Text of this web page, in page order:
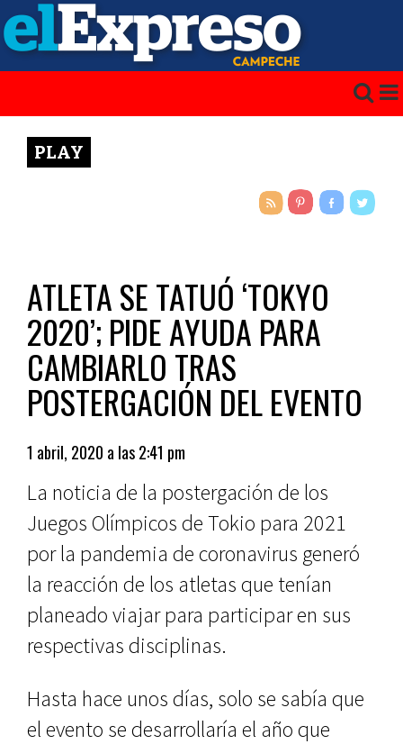
PLAY
ATLETA SE TATUÓ ‘TOKYO
2020’; PIDE AYUDA PARA
CAMBIARLO TRAS
POSTERGACIÓN DEL EVENTO
1 abril, 2020 a las 2:41 pm
La noticia de la postergación de los
Juegos Olímpicos de Tokio para 2021
por la pandemia de coronavirus generó
la reacción de los atletas que tenían
planeado viajar para participar en sus
respectivas disciplinas.
Hasta hace unos días, solo se sabía que
el evento se desarrollaría el año que